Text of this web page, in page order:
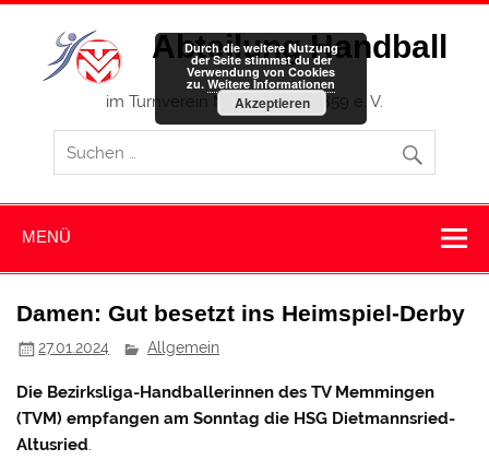
Zum
springen
Abteilung Handball
im Turnverein Memmingen 1859 e. V.
MENÜ
Damen: Gut besetzt ins Heimspiel-Derby
27.01.2024 Allgemein
Die Bezirksliga-Handballerinnen des TV Memmingen
(TVM) empfangen am Sonntag die HSG Dietmannsried-
Altusried.
Durch die weitere Nutzung
der Seite stimmst du der
Verwendung von Cookies
zu. Weitere Informationen
Akzeptieren